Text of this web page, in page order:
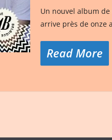
Un nouvel album de
arrive près de onze
Read More